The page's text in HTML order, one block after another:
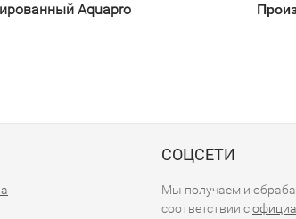
Aquapro
СОЦСЕТИ
Мы получаем и
соответствии с